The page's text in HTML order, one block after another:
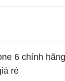
6 chính
rẻ